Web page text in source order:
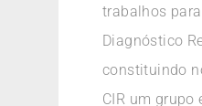
trabalhos
Diagnóstico
constituindo
CIR um grupo